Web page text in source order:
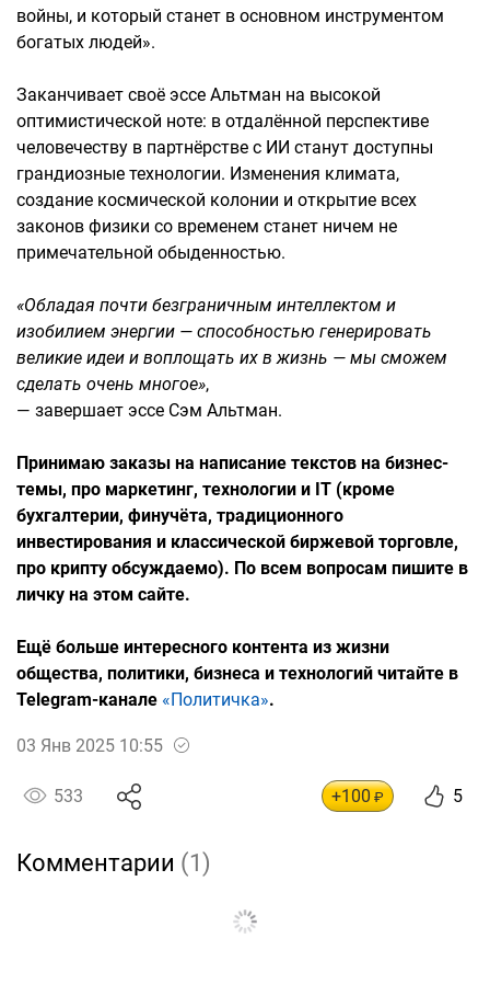
войны, и который станет в основном инструментом
богатых людей».
Заканчивает своё эссе Альтман на высокой
оптимистической ноте: в отдалённой перспективе
человечеству в партнёрстве с ИИ станут доступны
грандиозные технологии. Изменения климата,
создание космической колонии и открытие всех
законов физики со временем станет ничем не
примечательной обыденностью.
«Обладая почти безграничным интеллектом и
изобилием энергии — способностью генерировать
великие идеи и воплощать их в жизнь — мы сможем
сделать очень многое»,
— завершает эссе Сэм Альтман.
Принимаю заказы на написание текстов на бизнес-
темы, про маркетинг, технологии и IT (кроме
бухгалтерии, финучёта, традиционного
инвестирования и классической биржевой торговле,
про крипту обсуждаемо). По всем вопросам пишите в
личку на этом сайте.
Ещё больше интересного контента из жизни
общества, политики, бизнеса и технологий читайте в
Telegram-канале «Политичка».
03 Янв 2025 10:55
533 +100 ₽ 5
Комментарии (1)